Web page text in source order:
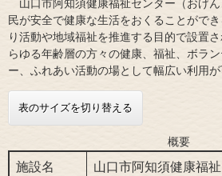
山口市阿知須健康福祉センター（おげ
民が安全で健康な生活をおくることがで
り活動や地域福祉を推進する目的で設置
らゆる年齢層の方々の健康、福祉、ボラ
ー、ふれあい活動の場として幅広い利用が
表のサイズを切り替える
概要
施設名 山口市阿知須健康福